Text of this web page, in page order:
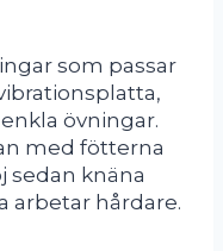
som passar
övningar.
med fötterna
sedan knäna
arbetar hårdare.